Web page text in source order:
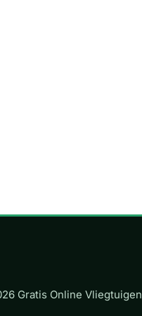
Gratis Online